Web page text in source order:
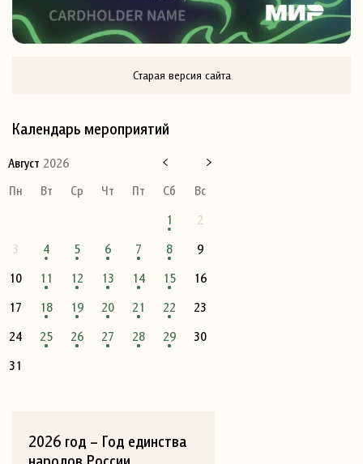
Старая версия сайта
Календарь мероприятий
Август 2026
Пн
Вт Ср Чт Пт Сб
Вс
1
2
3
4 5 6 7 8
9
10
11 12 13 14 15
16
17
18 19 20 21 22
23
24
25 26 27 28 29
30
31
2026 год – Год единства
народов России